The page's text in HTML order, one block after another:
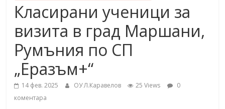
Класирани ученици за
визита в град Маршани,
Румъния по СП
„Еразъм+“
14 фев. 2025 ОУ Л.Каравелов 25 Views
0
коментара